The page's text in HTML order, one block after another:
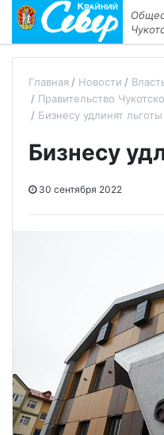
Главная Новости
Правительство
Бизнесу удлинят льготы
Бизнесу
30 сентября 2022